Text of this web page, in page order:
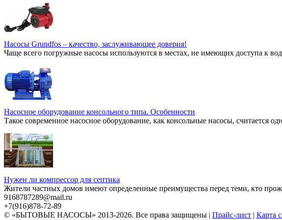
Насосы Grundfos – качество, заслуживающее доверия!
Чаще всего погружные насосы используются в местах, не имеющих доступа к
Насосное оборудование консольного типа. Особенности
Такое современное насосное оборудование, как консольные насосы, считается
Нужен ли компрессор для септика
Жители частных домов имеют определенные преимущества перед теми, кто
9168787289@mail.ru
+7(916)878-72-89
© «БЫТОВЫЕ НАСОСЫ» 2013-2026. Все права защищены | Прайс-лист | Карта